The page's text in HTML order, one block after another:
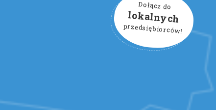
Dołącz do
lokalnych
przedsiębiorców!